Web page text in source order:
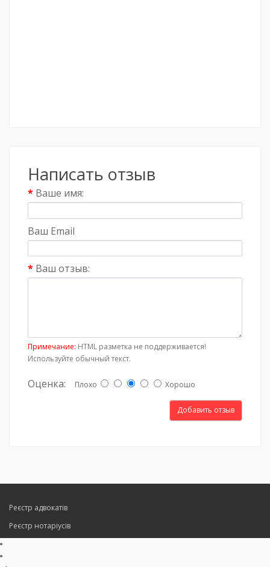
Написать отзыв
Ваше имя:
Ваш Email
Ваш отзыв:
Примечание: HTML разметка не поддерживается!
Используйте обычный текст.
Оценка: Плохо Хорошо
Добавить отзыв
Реєстр адвокатів
Реєстр нотаріусів